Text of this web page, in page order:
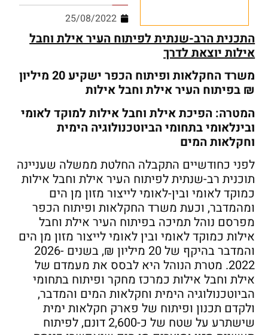
25/08/2022
התכנית הרב-שנתית לפיתוח העיר אילת וחבל
אילות יוצאת לדרך
משרד החקלאות ופיתוח הכפר ישקיע 20 מיליון
₪ בפיתוח העיר אילת וחבל אילות
המטרה: הפיכת אילת וחבל אילות למוקד לאומי
ובינלאומי בתחומי הביוטכנולוגיה הימית
וחקלאות המים
לפני כחודשיים התקבלה החלטת ממשלה שעניינה
תוכנית רב-שנתית לפיתוח העיר אילת וחבל אילות
כמוקד לאומי ובין-לאומי לייצור מזון מן הים
ומהמדבר, וכעת משרד החקלאות ופיתוח הכפר
מפרסם נוהל תמיכה בפיתוח העיר אילת וחבל
אילות כמוקד לאומי ובין לאומי לייצור מזון מן הים
והמדבר בהיקף של 20 מיליון ₪, בשנים 2026-
2022. מטרת הנוהל היא לבסס את מעמדם של
אילת וחבל אילות כמרכז מחקר ופיתוח בתחומי
הביוטכנולוגיה הימית וחקלאות המים והמדבר,
ולקדם תכנון ופיתוח של פארק חקלאות ימית
שישתרע על שטח של כ-2,600 דונם, לפיתוח